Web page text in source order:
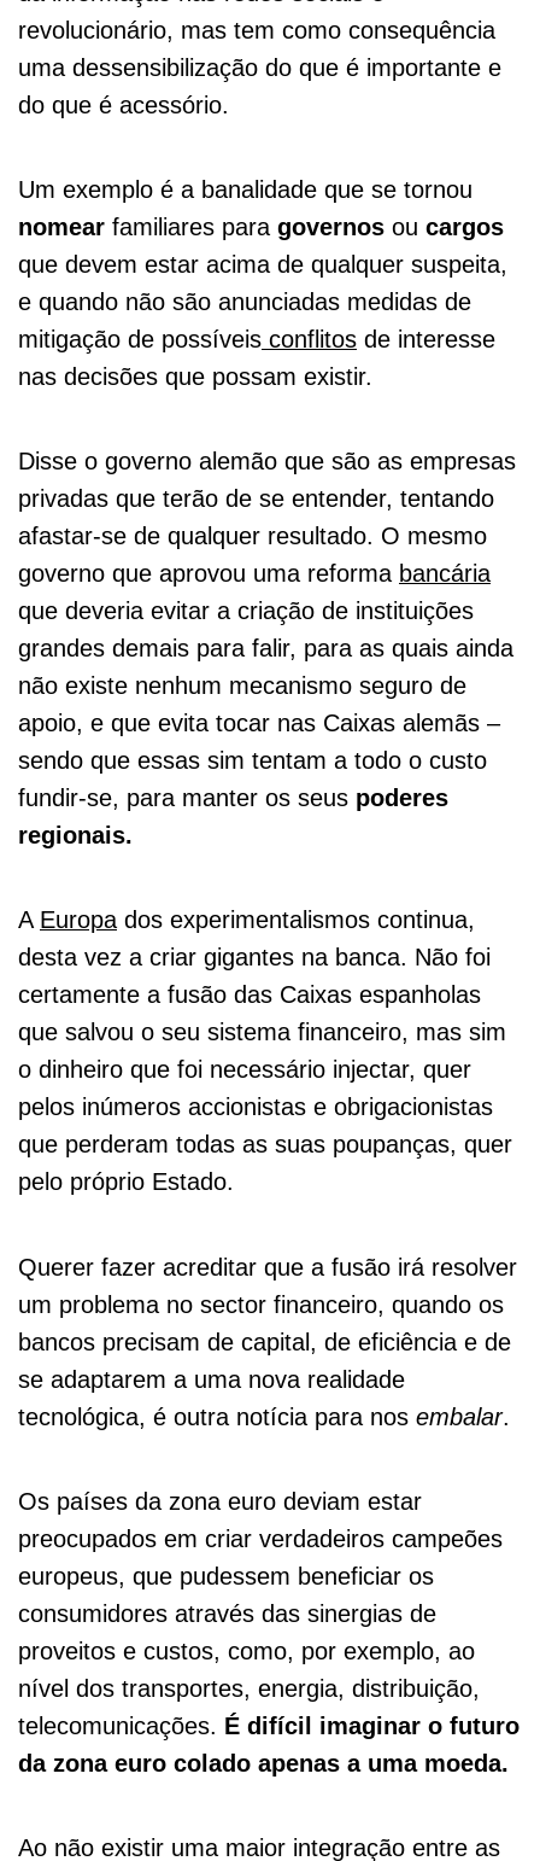
revolucionário, mas tem como consequência
uma dessensibilização do que é importante e
do que é acessório.
Um exemplo é a banalidade que se tornou
nomear familiares para governos ou cargos
que devem estar acima de qualquer suspeita,
e quando não são anunciadas medidas de
mitigação de possíveis conflitos de interesse
nas decisões que possam existir.
Disse o governo alemão que são as empresas
privadas que terão de se entender, tentando
afastar-se de qualquer resultado. O mesmo
governo que aprovou uma reforma bancária
que deveria evitar a criação de instituições
grandes demais para falir, para as quais ainda
não existe nenhum mecanismo seguro de
apoio, e que evita tocar nas Caixas alemãs –
sendo que essas sim tentam a todo o custo
fundir-se, para manter os seus poderes
regionais.
A Europa dos experimentalismos continua,
desta vez a criar gigantes na banca. Não foi
certamente a fusão das Caixas espanholas
que salvou o seu sistema financeiro, mas sim
o dinheiro que foi necessário injectar, quer
pelos inúmeros accionistas e obrigacionistas
que perderam todas as suas poupanças, quer
pelo próprio Estado.
Querer fazer acreditar que a fusão irá resolver
um problema no sector financeiro, quando os
bancos precisam de capital, de eficiência e de
se adaptarem a uma nova realidade
tecnológica, é outra notícia para nos embalar.
Os países da zona euro deviam estar
preocupados em criar verdadeiros campeões
europeus, que pudessem beneficiar os
consumidores através das sinergias de
proveitos e custos, como, por exemplo, ao
nível dos transportes, energia, distribuição,
telecomunicações. É difícil imaginar o futuro
da zona euro colado apenas a uma moeda.
Ao não existir uma maior integração entre as